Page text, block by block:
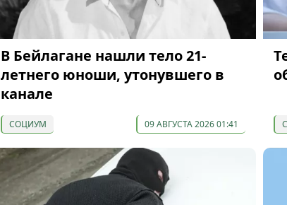
В Бейлагане нашли тело 21-
летнего юноши, утонувшего в
канале
СОЦИУМ 09 АВГУСТА 2026 01:41